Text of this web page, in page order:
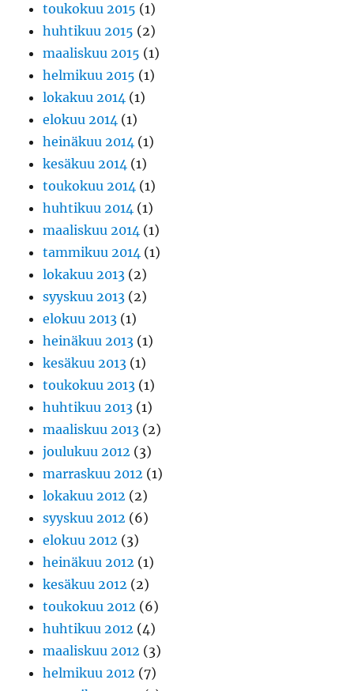
toukokuu 2015 (1)
huhtikuu 2015 (2)
maaliskuu 2015 (1)
helmikuu 2015 (1)
lokakuu 2014 (1)
elokuu 2014 (1)
heinäkuu 2014 (1)
kesäkuu 2014 (1)
toukokuu 2014 (1)
huhtikuu 2014 (1)
maaliskuu 2014 (1)
tammikuu 2014 (1)
lokakuu 2013 (2)
syyskuu 2013 (2)
elokuu 2013 (1)
heinäkuu 2013 (1)
kesäkuu 2013 (1)
toukokuu 2013 (1)
huhtikuu 2013 (1)
maaliskuu 2013 (2)
joulukuu 2012 (3)
marraskuu 2012 (1)
lokakuu 2012 (2)
syyskuu 2012 (6)
elokuu 2012 (3)
heinäkuu 2012 (1)
kesäkuu 2012 (2)
toukokuu 2012 (6)
huhtikuu 2012 (4)
maaliskuu 2012 (3)
helmikuu 2012 (7)